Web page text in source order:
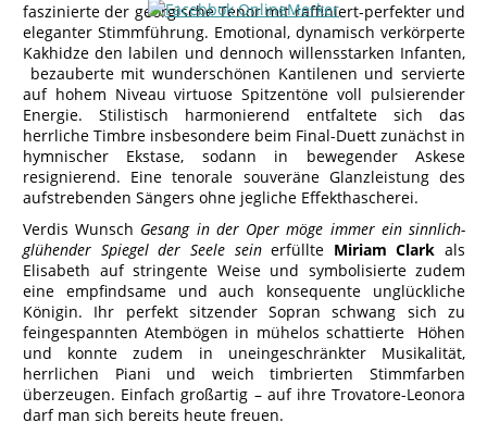
faszinierte der georgische Tenor mit raffiniert-perfekter und
eleganter Stimmführung. Emotional, dynamisch verkörperte
Kakhidze den labilen und dennoch willensstarken Infanten,
bezauberte mit wunderschönen Kantilenen und servierte
auf hohem Niveau virtuose Spitzentöne voll pulsierender
Energie. Stilistisch harmonierend entfaltete sich das
herrliche Timbre insbesondere beim Final-Duett zunächst in
hymnischer Ekstase, sodann in bewegender Askese
resignierend. Eine tenorale souveräne Glanzleistung des
aufstrebenden Sängers ohne jegliche Effekthascherei.
Verdis Wunsch Gesang in der Oper möge immer ein sinnlich-
glühender Spiegel der Seele seinerfüllte Miriam Clark als
Elisabeth auf stringente Weise und symbolisierte zudem
eine empfindsame und auch konsequente unglückliche
Königin. Ihr perfekt sitzender Sopran schwang sich zu
feingespannten Atembögen in mühelos schattierte Höhen
und konnte zudem in uneingeschränkter Musikalität,
herrlichen Piani und weich timbrierten Stimmfarben
überzeugen. Einfach großartig – auf ihre Trovatore-Leonora
darf man sich bereits heute freuen.